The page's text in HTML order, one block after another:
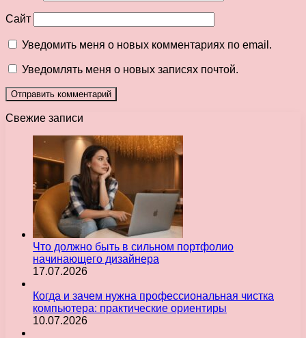
Сайт
Уведомить меня о новых комментариях по email.
Уведомлять меня о новых записях почтой.
Свежие записи
Что должно быть в сильном портфолио
начинающего дизайнера
17.07.2026
Когда и зачем нужна профессиональная чистка
компьютера: практические ориентиры
10.07.2026